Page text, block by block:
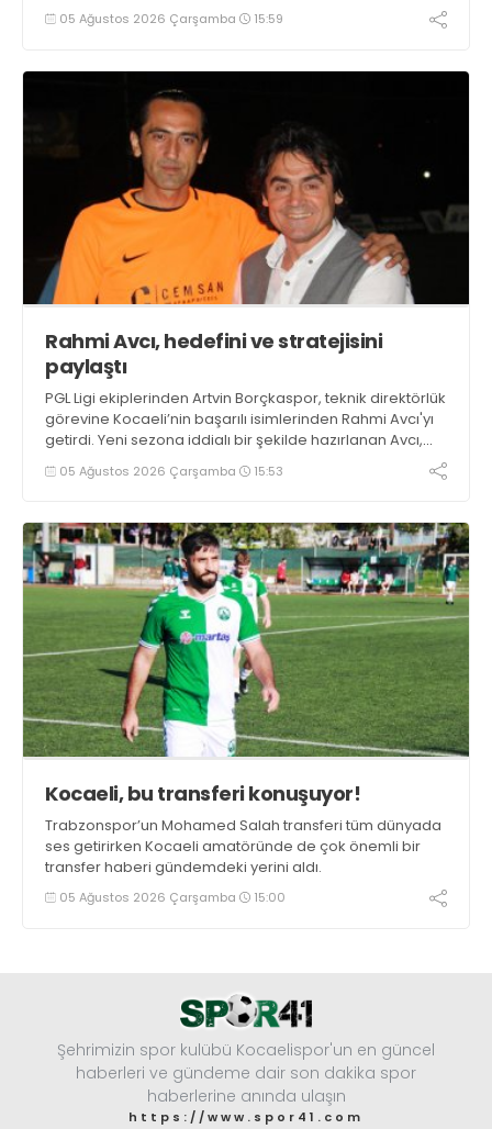
05 Ağustos 2026 Çarşamba 15:59
Rahmi Avcı, hedefini ve stratejisini
paylaştı
PGL Ligi ekiplerinden Artvin Borçkaspor, teknik direktörlük
görevine Kocaeli’nin başarılı isimlerinden Rahmi Avcı'yı
getirdi. Yeni sezona iddialı bir şekilde hazırlanan Avcı,
duygularını aktardı.
05 Ağustos 2026 Çarşamba 15:53
Kocaeli, bu transferi konuşuyor!
Trabzonspor’un Mohamed Salah transferi tüm dünyada
ses getirirken Kocaeli amatöründe de çok önemli bir
transfer haberi gündemdeki yerini aldı.
05 Ağustos 2026 Çarşamba 15:00
Şehrimizin spor kulübü Kocaelispor'un en güncel
haberleri ve gündeme dair son dakika spor
haberlerine anında ulaşın
https://www.spor41.com